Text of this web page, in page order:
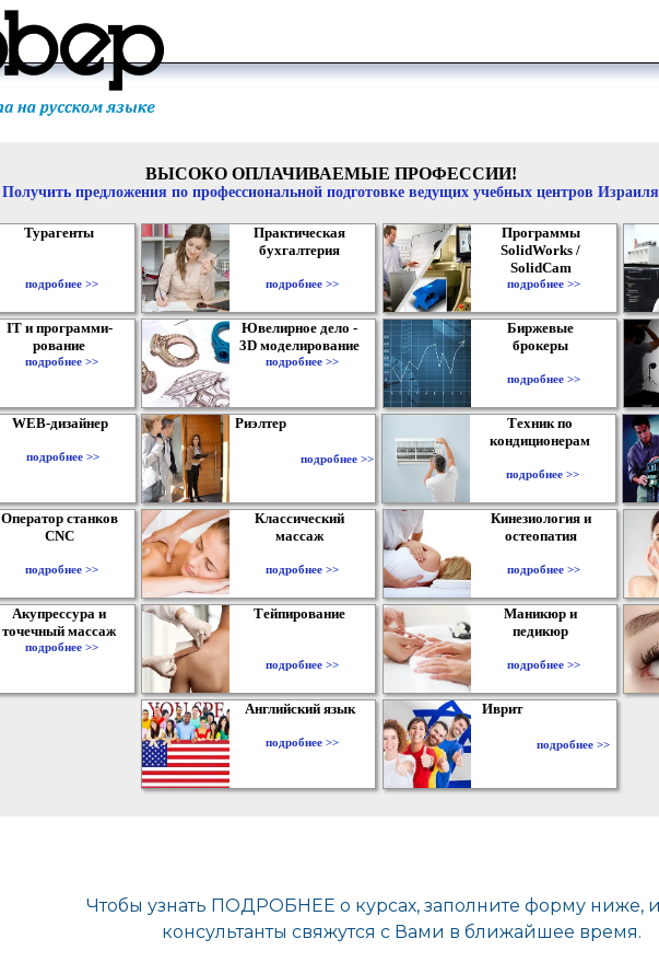
ВЫСОКО ОПЛАЧИВАЕМЫЕ ПРОФЕССИИ!
Получить предложения по профессиональной подготовке ведущих учебных центров Израиля
Турагенты
подробнее >>
Практическая
бухгалтерия
подробнее >>
Программы
SolidWorks /
SolidCam
подробнее >>
IT и программи-
рование
подробнее >>
Ювелирное дело -
3D моделирование
подробнее >>
Биржевые
брокеры
подробнее >>
WEB-дизайнер
подробнее >>
Риэлтер
подробнее >>
Техник по
кондиционерам
подробнее >>
Оператор станков
CNC
подробнее >>
Классический
массаж
подробнее >>
Кинезиология и
остеопатия
подробнее >>
Акупрессура и
точечный массаж
подробнее >>
Тейпирование
подробнее >>
Маникюр и
педикюр
подробнее >>
Английский язык
подробнее >>
Иврит
подробнее >>